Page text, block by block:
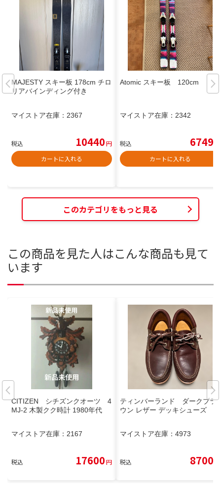
MAJESTY スキー板 178cm チロ
リアバインディング付き
マイストア在庫： 2367
税込 10440円
カートに入れる
Atomic スキー板 120cm
マイストア在庫： 2342
税込 6749
カートに入れる
このカテゴリをもっと見る
この商品を見た人はこんな商品も見て
います
CITIZEN シチズンクオーツ 4
MJ-2 木製クク時計 1980年代
マイストア在庫： 2167
税込 17600円
ティンバーランド ダークブラ
ウン レザー デッキシューズ
マイストア在庫： 4973
税込 8700